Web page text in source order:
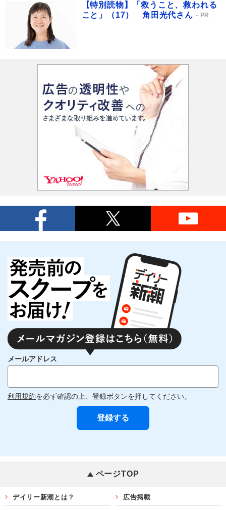
【特別読物】「救うこと、救われる
こと」（17） 角田光代さん
PR
メールアドレス
利用規約を必ず確認の上、登録ボタンを押してください。
ページTOP
デイリー新潮とは？ 広告掲載